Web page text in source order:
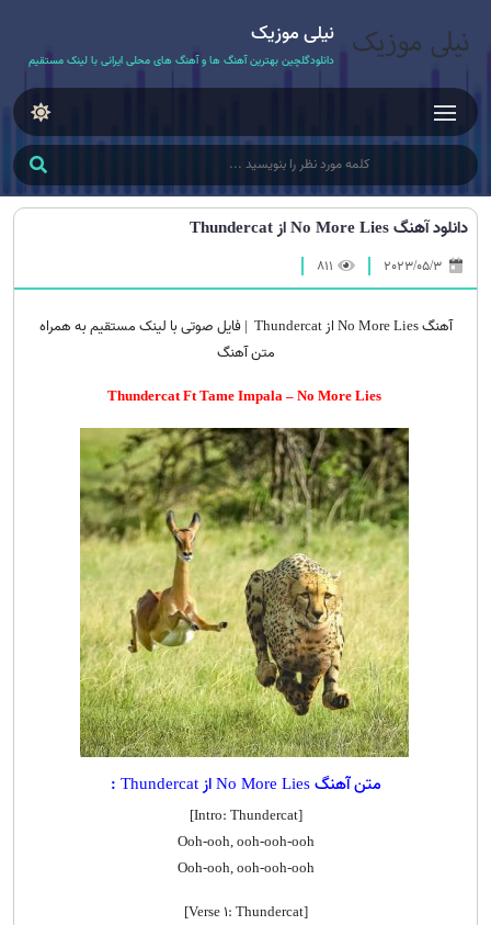
نیلی موزیک
دانلودگلچین بهترین آهنگ ها و آهنگ های محلی ایرانی با لینک مستقیم
دانلود آهنگ No More Lies از Thundercat
811
آهنگ No More Lies از Thundercat | فایل صوتی با لینک مستقیم به همراه
متن آهنگ
Thundercat Ft Tame Impala – No More Lies
متن آهنگ No More Lies از Thundercat :
[Intro: Thundercat]
Ooh-ooh, ooh-ooh-ooh
Ooh-ooh, ooh-ooh-ooh
[Verse 1: Thundercat]